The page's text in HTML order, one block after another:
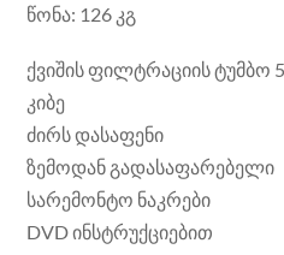
წონა: 126 კგ
ქვიშის ფილტრაციის ტუმბო
კიბე
ძირს დასაფენი
ზემოდან გადასაფარებელი
სარემონტო ნაკრები
DVD ინსტრუქციებით